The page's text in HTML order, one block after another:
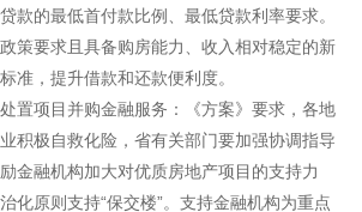
款的最低首付款比例、最低贷款利率要求。
策要求且具备购房能力、收入相对稳定的新
准，提升借款和还款便利度。
置项目并购金融服务：《方案》要求，各地
积极自救化险，省有关部门要加强协调指导
金融机构加大对优质房地产项目的支持力
化原则支持“保交楼”。支持金融机构为重点